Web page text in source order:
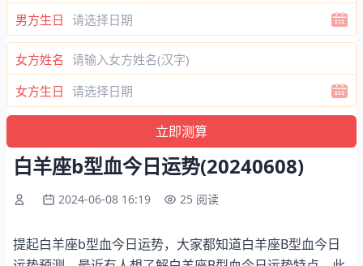
男方生日
女方姓名
女方生日
白羊座b型血今日运势(20240608)
2024-06-08 16:19 25 阅读
提起白羊座b型血今日运势，大家都知道白羊座B型血今日